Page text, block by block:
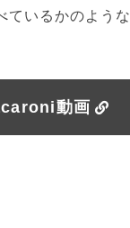
いるかのよう
動画